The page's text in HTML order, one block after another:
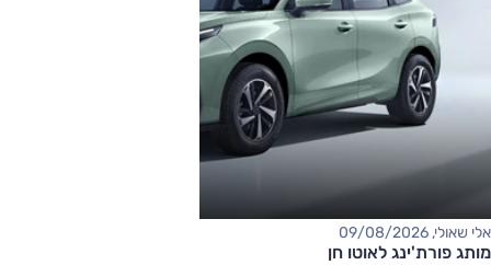
אלי שאולי, 09/08/2026
מותג פורת'ינג לאוטו חן